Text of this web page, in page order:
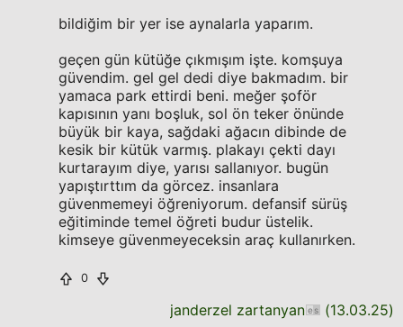
bildiğim bir yer ise aynalarla yaparım.
geçen gün kütüğe çıkmışım işte. komşuya
güvendim. gel gel dedi diye bakmadım. bir
yamaca park ettirdi beni. meğer şoför
kapısının yanı boşluk, sol ön teker önünde
büyük bir kaya, sağdaki ağacın dibinde de
kesik bir kütük varmış. plakayı çekti dayı
kurtarayım diye, yarısı sallanıyor. bugün
yapıştırttım da görcez. insanlara
güvenmemeyi öğreniyorum. defansif sürüş
eğitiminde temel öğreti budur üstelik.
kimseye güvenmeyeceksin araç kullanırken.
0
janderzel zartanyan (13.03.25)